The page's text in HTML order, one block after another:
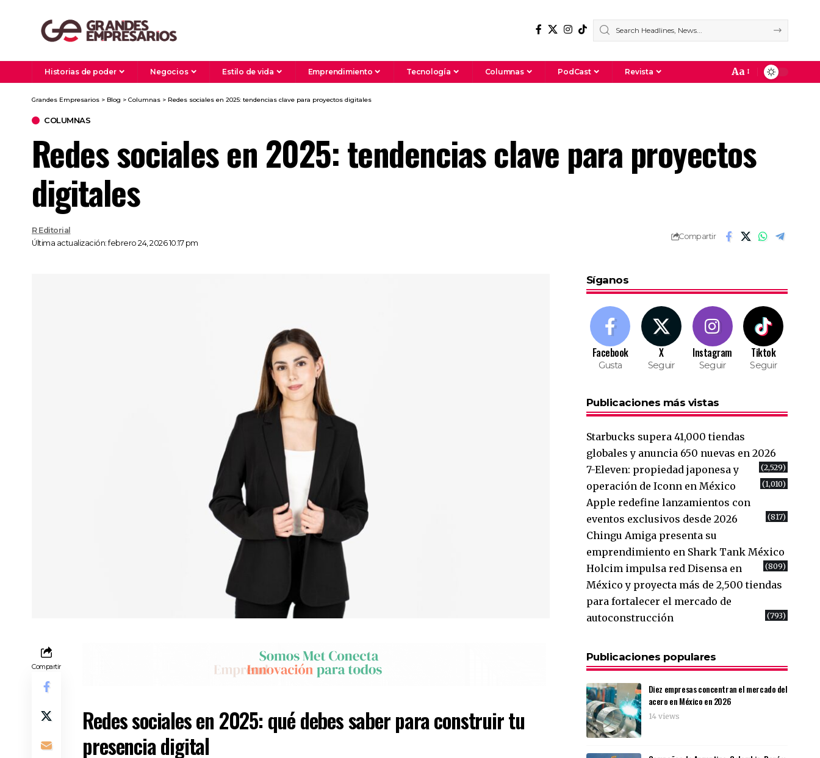
Historias de poder Negocios Estilo de vida Emprendimiento Tecnología Columnas PodCast Revista Aa
Grandes Empresarios > Blog > Columnas > Redes sociales en 2025: tendencias clave para proyectos digitales
COLUMNAS
Redes sociales en 2025: tendencias clave para proyectos
digitales
Última actualización: febrero 24, 2026 10:17 pm
R Editorial
Compartir
Compartir
Redes sociales en 2025: qué debes saber para construir tu
presencia digital
Síganos
Facebook
Gusta
X
Seguir
Instagram
Seguir
Tiktok
Seguir
Publicaciones más vistas
Starbucks supera 41,000 tiendas
globales y anuncia 650 nuevas en 2026
(2,529)
7-Eleven: propiedad japonesa y
operación de Iconn en México
(1,010)
Apple redefine lanzamientos con
eventos exclusivos desde 2026
(817)
Chingu Amiga presenta su
emprendimiento en Shark Tank México
(809)
Holcim impulsa red Disensa en
México y proyecta más de 2,500 tiendas
para fortalecer el mercado de
autoconstrucción
(793)
Publicaciones populares
Diez empresas concentran el mercado del
acero en México en 2026
14 views